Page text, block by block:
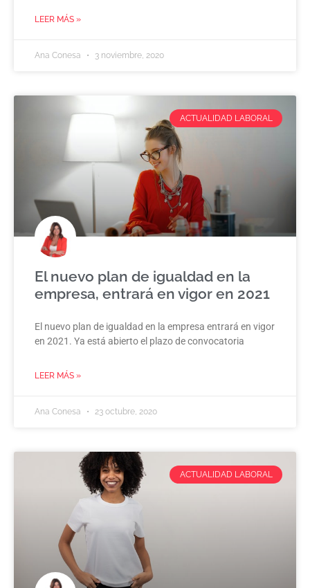
LEER MÁS »
Ana Conesa 3 noviembre, 2020
ACTUALIDAD LABORAL
El nuevo plan de igualdad en la
empresa, entrará en vigor en 2021
El nuevo plan de igualdad en la empresa entrará en vigor
en 2021. Ya está abierto el plazo de convocatoria
LEER MÁS »
Ana Conesa 23 octubre, 2020
ACTUALIDAD LABORAL